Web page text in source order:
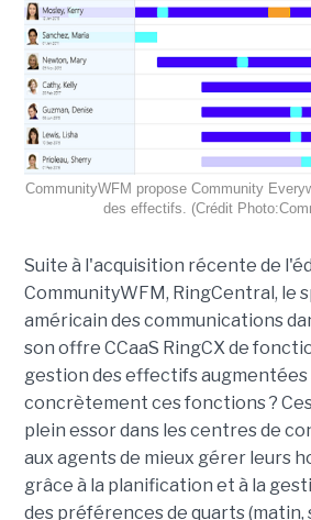
CommunityWFM propose Community
des effectifs. (Crédit
Suite à l'acquisition récente de
CommunityWFM, RingCentral, le
américain des communications
son offre CCaaS RingCX de
gestion des effectifs augmentées
concrètement ces fonctions ?
plein essor dans les centres de
aux agents de mieux gérer leurs
grâce à la planification et à la
des préférences de quarts (matin,